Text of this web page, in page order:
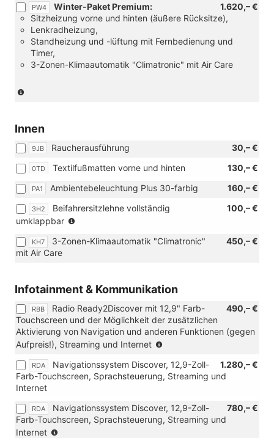
PW4 1.620,– €
Winter-Paket Premium:
Sitzheizung vorne und hinten (äußere Rücksitze),
Lenkradheizung,
Standheizung und -lüftung mit Fernbedienung und
Timer,
3-Zonen-Klimaautomatik "Climatronic" mit Air Care
mit:
Angebotspaket
"Komfort")
Innen
9JB 30,– €
Raucherausführung
0TD 130,– €
Textilfußmatten vorne und hinten
PA1 160,– €
Ambientebeleuchtung Plus 30-farbig
3H2 100,– €
Beifahrersitzlehne vollständig
umklappbar
Verbindung
Sitzpaket
[WL1]
Komfortsitze,
Polsterung
aus
ArtVelours/Stoff)
KH7 450,– €
3-Zonen-Klimaautomatik "Climatronic"
mit Air Care
Infotainment & Kommunikation
RBB 490,– €
Radio Ready2Discover mit 12,9" Farb-
Touchscreen und der Möglichkeit der zusätzlichen
Aktivierung von Navigation und anderen Funktionen (gegen
Aufpreis!), Streaming und Internet
Verbindung
mit
Kombiinstrument
"Digital
RDA 1.280,– €
Navigationssystem Discover, 12,9-Zoll-
Farb-Touchscreen, Sprachsteuerung, Streaming und
Internet
RDA 780,– €
Navigationssystem Discover, 12,9-Zoll-
Farb-Touchscreen, Sprachsteuerung, Streaming und
Internet